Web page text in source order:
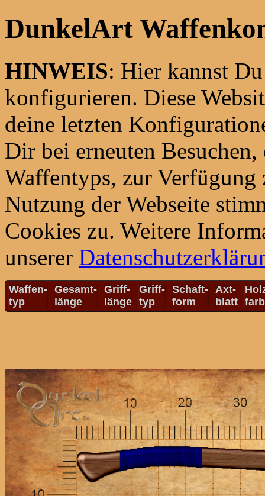
DunkelArt
HINWEIS: Hier kannst
konfigurieren. Diese
deine letzten
Dir bei erneuten
Waffentyps, zur
Nutzung der Webseite
Cookies zu. Weitere
unserer
Waffen-
typ
Gesamt-
länge
Griff-
länge
Griff-
typ
Schaft-
form
Axt-
blatt